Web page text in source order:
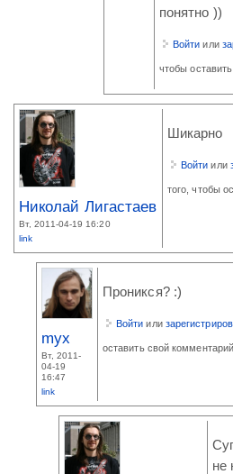
понятно ))
Войти или
чтобы
Николай Лигастаев
Вт, 2011-04-19 16:20
link
Шикарно
Войти или
того, чтобы
myx
Вт, 2011-
04-19
16:47
link
Проникся? :)
Войти или
оставить свой комментарий.
не